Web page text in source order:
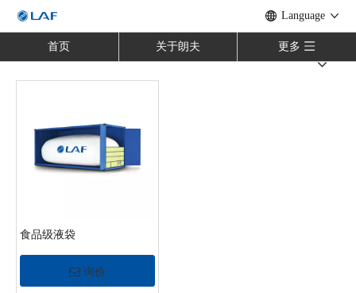
Language
首页 关于朗夫 更多
食品级液袋
询价